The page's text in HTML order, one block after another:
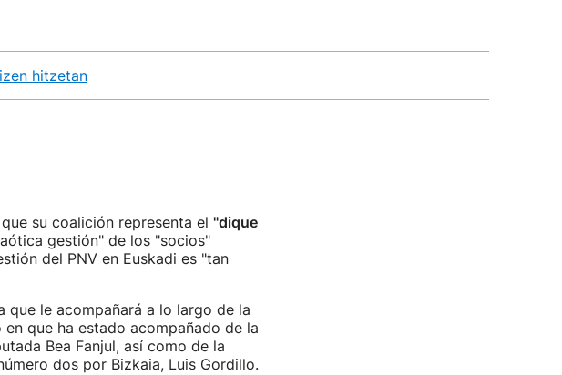
hitzetan
su coalición representa el "dique
gestión" de los "socios"
del PNV en Euskadi es "tan
que le acompañará a lo largo de la
que ha estado acompañado de la
Bea Fanjul, así como de la
dos por Bizkaia, Luis Gordillo.